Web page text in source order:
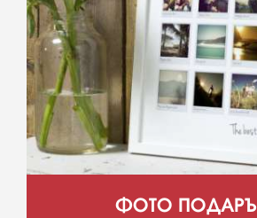
ФОТО